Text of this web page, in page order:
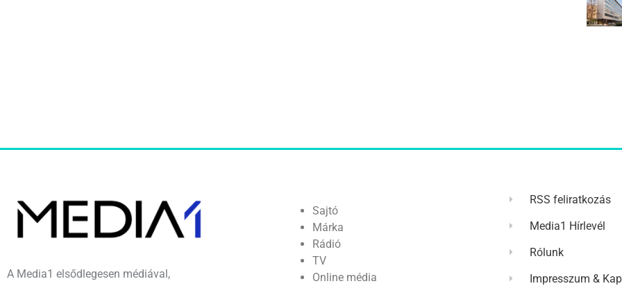
A Media1 elsődlegesen médiával,
Sajtó
Márka
Rádió
TV
Online média
RSS feliratkozás
Media1 Hírlevél
Rólunk
Impresszum &